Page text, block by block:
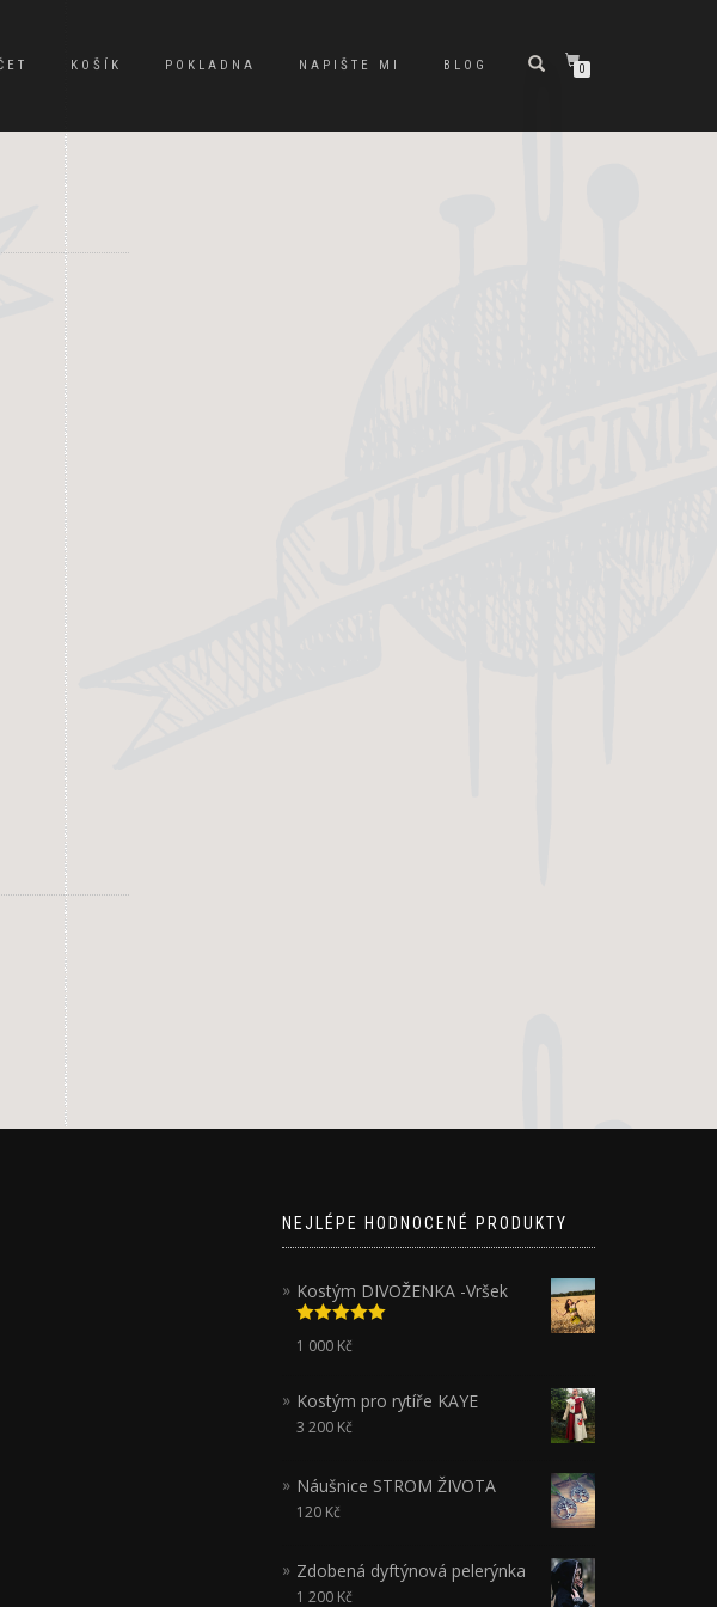
KOŠÍK POKLADNA NAPIŠTE MI BLOG 0
NEJLÉPE HODNOCENÉ PRODUKTY
Kostým DIVOŽENKA -Vršek
Hodnocení
5.00z 5
1 000 Kč
Kostým pro rytíře KAYE
3 200 Kč
Náušnice STROM ŽIVOTA
120 Kč
Zdobená dyftýnová pelerýnka
1 200 Kč